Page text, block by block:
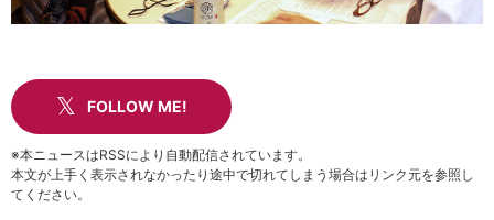
FOLLOW ME!
※本ニュースはRSSにより自動配信されています。
本文が上手く表示されなかったり途中で切れてしまう場合はリンク元を参照し
てください。